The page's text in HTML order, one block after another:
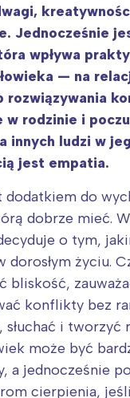
Jednocześnie
wpływa
— na
rozwiązywania
w rodzinie i
innych ludzi w
jest empatia.
dodatkiem do
dobrze mieć.
o tym,
dorosłym życiu.
bliskość,
konflikty bez
słuchać i tworzyć
może być
a jednocześnie
cierpienia,